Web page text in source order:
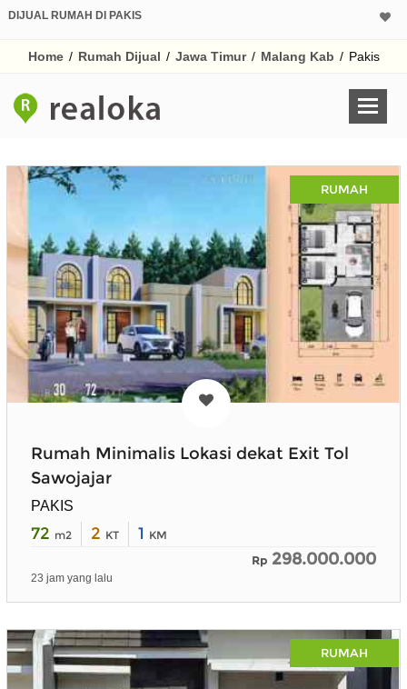
DIJUAL RUMAH DI PAKIS
Home / Rumah Dijual / Jawa Timur / Malang Kab / Pakis
RUMAH
Rumah Minimalis Lokasi dekat Exit Tol
Sawojajar
PAKIS
72 m2 2 KT 1 KM
Rp 298.000.000
23 jam yang lalu
RUMAH